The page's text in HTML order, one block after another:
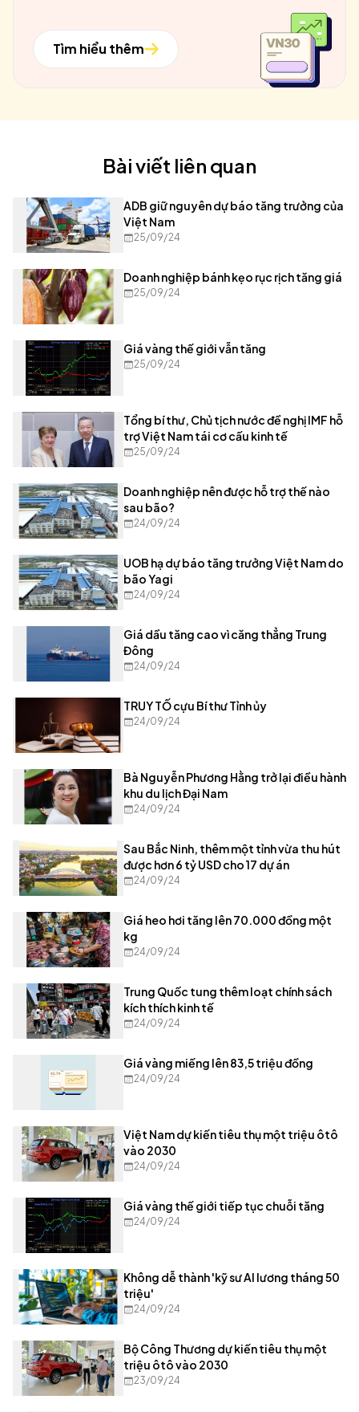
Tìm hiểu thêm
Bài viết liên quan
ADB giữ nguyên dự báo tăng trưởng của
Việt Nam
25/09/24
Doanh nghiệp bánh kẹo rục rịch tăng giá
25/09/24
Giá vàng thế giới vẫn tăng
25/09/24
Tổng bí thư, Chủ tịch nước đề nghị IMF hỗ
trợ Việt Nam tái cơ cấu kinh tế
25/09/24
Doanh nghiệp nên được hỗ trợ thế nào
sau bão?
24/09/24
UOB hạ dự báo tăng trưởng Việt Nam do
bão Yagi
24/09/24
Giá dầu tăng cao vì căng thẳng Trung
Đông
24/09/24
TRUY TỐ cựu Bí thư Tỉnh ủy
24/09/24
Bà Nguyễn Phương Hằng trở lại điều hành
khu du lịch Đại Nam
24/09/24
Sau Bắc Ninh, thêm một tỉnh vừa thu hút
được hơn 6 tỷ USD cho 17 dự án
24/09/24
Giá heo hơi tăng lên 70.000 đồng một
kg
24/09/24
Trung Quốc tung thêm loạt chính sách
kích thích kinh tế
24/09/24
Giá vàng miếng lên 83,5 triệu đồng
24/09/24
Việt Nam dự kiến tiêu thụ một triệu ôtô
vào 2030
24/09/24
Giá vàng thế giới tiếp tục chuỗi tăng
24/09/24
Không dễ thành 'kỹ sư AI lương tháng 50
triệu'
24/09/24
Bộ Công Thương dự kiến tiêu thụ một
triệu ôtô vào 2030
23/09/24